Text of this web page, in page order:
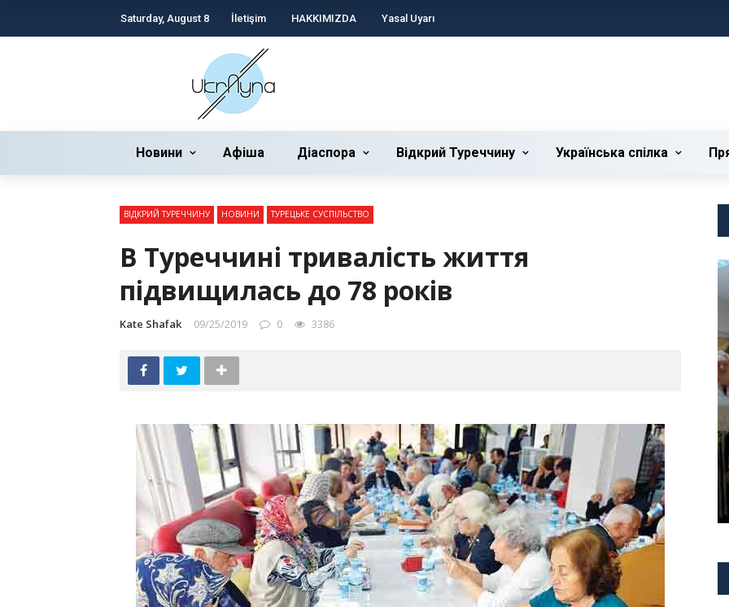
Saturday, August 8 İletişim HAKKIMIZDA Yasal Uyarı
Новини Афіша Діаспора Відкрий Туреччину Українська cпілка
ВІДКРИЙ ТУРЕЧЧИНУ НОВИНИ ТУРЕЦЬКЕ СУСПІЛЬСТВО
В Туреччині тривалість життя
підвищилась до 78 років
Kate Shafak 09/25/2019 0 3386